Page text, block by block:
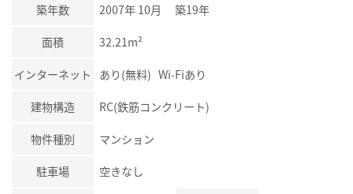
築年数 2007年 10月 築19年
面積 32.21m²
インターネット あり(無料) Wi-Fiあり
建物構造 RC(鉄筋コンクリート)
物件種別 マンション
駐車場 空きなし